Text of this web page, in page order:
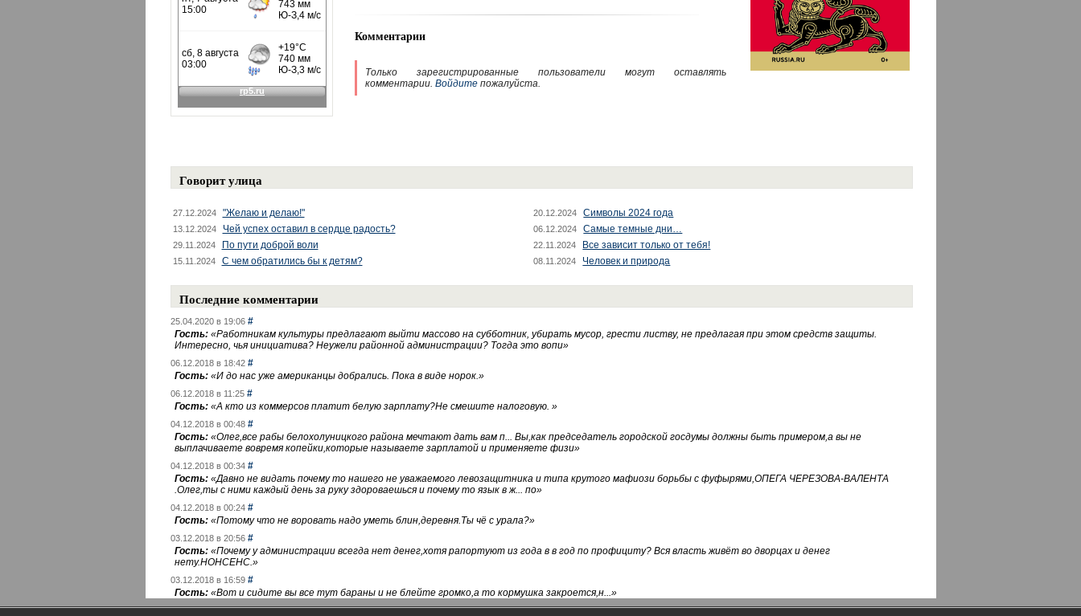
Комментарии
Только зарегистрированные пользователи могут оставлять
комментарии. Войдитепожалуйста.
Говорит улица
27.12.2024 "Желаю и делаю!" 20.12.2024 Символы 2024 года
13.12.2024 Чей успех оставил в сердце радость? 06.12.2024 Самые темные дни…
29.11.2024 По пути доброй воли 22.11.2024 Все зависит только от тебя!
15.11.2024 С чем обратились бы к детям? 08.11.2024 Человек и природа
Последние комментарии
25.04.2020 в 19:06 #
Гость: «Работникам культуры предлагают выйти массово на субботник, убирать мусор, грести листву, не предлагая при этом средств защиты.
Интересно, чья инициатива? Неужели районной администрации? Тогда это вопи»
06.12.2018 в 18:42 #
Гость: «И до нас уже американцы добрались. Пока в виде норок.»
06.12.2018 в 11:25 #
Гость: «А кто из коммерсов платит белую зарплату?Не смешите налоговую. »
04.12.2018 в 00:48 #
Гость: «Олег,все рабы белохолуницкого района мечтают дать вам п... Вы,как председатель городской госдумы должны быть примером,а вы не
выплачиваете вовремя копейки,которые называете зарплатой и применяете физи»
04.12.2018 в 00:34 #
Гость: «Давно не видать почему то нашего не уважаемого левозащитника и типа крутого мафиози борьбы с фуфырями,ОПЕГА ЧЕРЕЗОВА-ВАЛЕНТА
.Олег,ты с ними каждый день за руку здороваешься и почему то язык в ж... по»
04.12.2018 в 00:24 #
Гость: «Потому что не воровать надо уметь блин,деревня.Ты чё с урала?»
03.12.2018 в 20:56 #
Гость: «Почему у администрации всегда нет денег,хотя рапортуют из года в в год по профициту? Вся власть живёт во дворцах и денег
нету.НОНСЕНС.»
03.12.2018 в 16:59 #
Гость: «Вот и сидите вы все тут бараны и не блейте громко,а то кормушка закроется,н...»